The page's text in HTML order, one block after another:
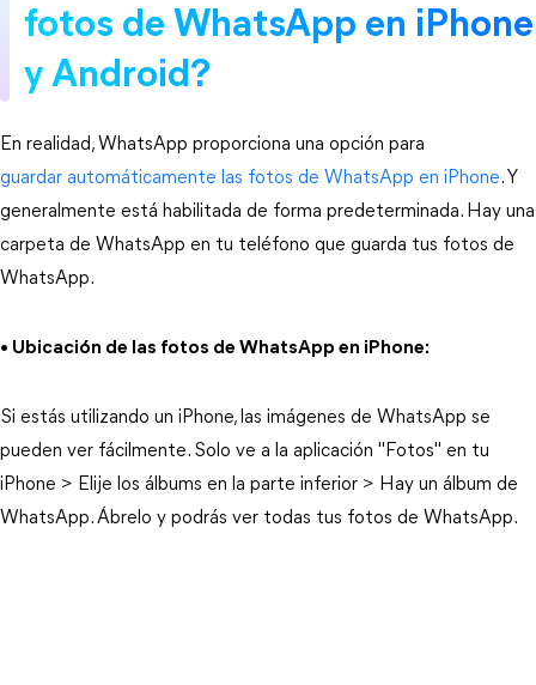
fotos de WhatsApp en iPhone
y Android?
En realidad, WhatsApp proporciona una opción para
guardar automáticamente las fotos de WhatsApp en iPhone. Y
generalmente está habilitada de forma predeterminada. Hay una
carpeta de WhatsApp en tu teléfono que guarda tus fotos de
WhatsApp.
• Ubicación de las fotos de WhatsApp en iPhone:
Si estás utilizando un iPhone, las imágenes de WhatsApp se
pueden ver fácilmente. Solo ve a la aplicación "Fotos" en tu
iPhone > Elije los álbums en la parte inferior > Hay un álbum de
WhatsApp. Ábrelo y podrás ver todas tus fotos de WhatsApp.